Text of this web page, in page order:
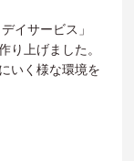
イサービス」
り上げました。
いく様な環境を